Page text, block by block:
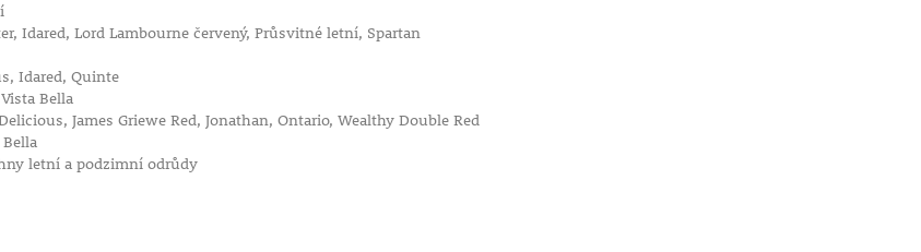
Idared, Lord Lambourne červený, Průsvitné letní, Spartan
Idared, Quinte
Bella
James Griewe Red, Jonathan, Ontario, Wealthy Double Red
letní a podzimní odrůdy